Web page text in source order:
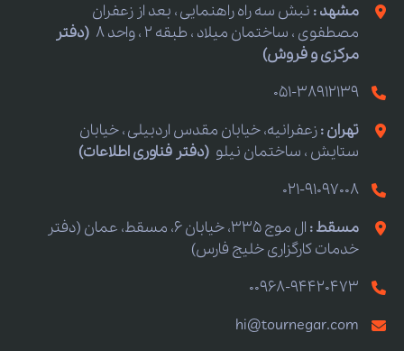
مشهد : نبش سه راه راهنمایی ، بعد از زعفران
مصطفوی ، ساختمان میلاد ، طبقه 2 ، واحد 8
(دفتر
مرکزی و فروش)
051-38912139
تهران :زعفرانیه، خیابان مقدس اردبیلی ، خیابان
ستایش ، ساختمان نیلو (دفتر فناوری اطلاعات)
021-91097008
مسقط :
ال موج 335، خیابان 6، مسقط، عمان (دفتر
خدمات کارگزاری خلیج فارس)
00968-94420473
hi@tournegar.com